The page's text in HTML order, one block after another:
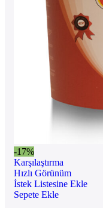
-17%
Karşılaştırma
Hızlı Görünüm
İstek Listesine Ekle
Sepete Ekle